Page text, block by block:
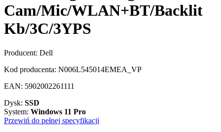
Cam/Mic/WLAN+BT/Backlit
Kb/3C/3YPS
Producent: Dell
Kod producenta: N006L545014EMEA_VP
EAN: 5902002261111
Dysk: SSD
System: Windows 11 Pro
Przewiń do pełnej specyfikacji